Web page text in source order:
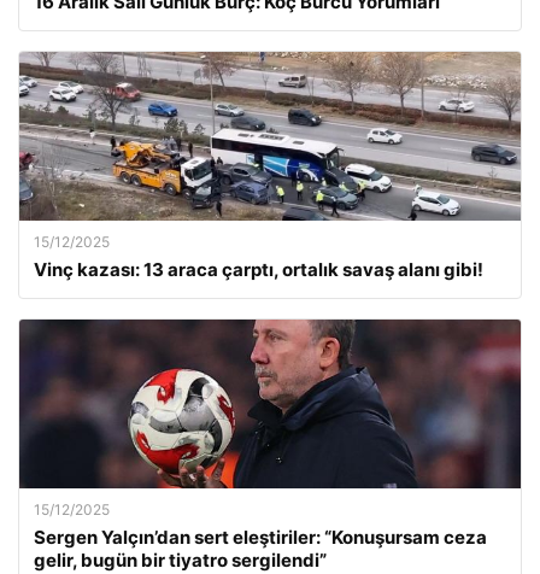
15/12/2025
Vinç kazası: 13 araca çarptı, ortalık savaş alanı gibi!
15/12/2025
Sergen Yalçın’dan sert eleştiriler: “Konuşursam ceza
gelir, bugün bir tiyatro sergilendi”